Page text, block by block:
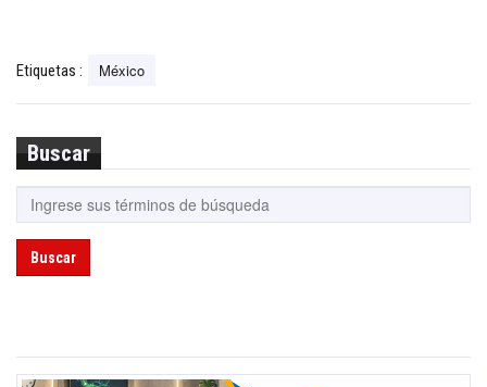
Etiquetas : México
Buscar
Buscar